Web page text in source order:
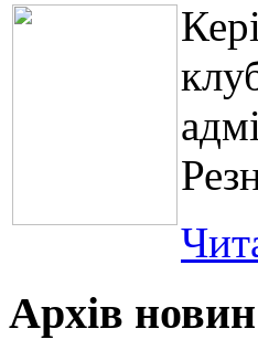
Архів новин